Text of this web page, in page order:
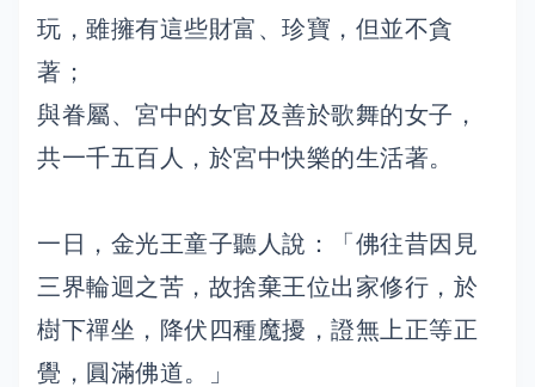
玩，雖擁有這些財富、珍寶，但並不貪
著；
與眷屬、宮中的女官及善於歌舞的女子，
共一千五百人，於宮中快樂的生活著。
一日，金光王童子聽人說：「佛往昔因見
三界輪迴之苦，故捨棄王位出家修行，於
樹下禪坐，降伏四種魔擾，證無上正等正
覺，圓滿佛道。」